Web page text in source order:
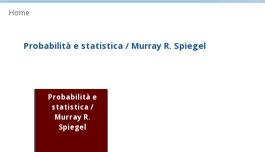
Home
Probabilità e statistica / Murray R. Spiegel
Probabilità e
statistica /
Murray R.
Spiegel